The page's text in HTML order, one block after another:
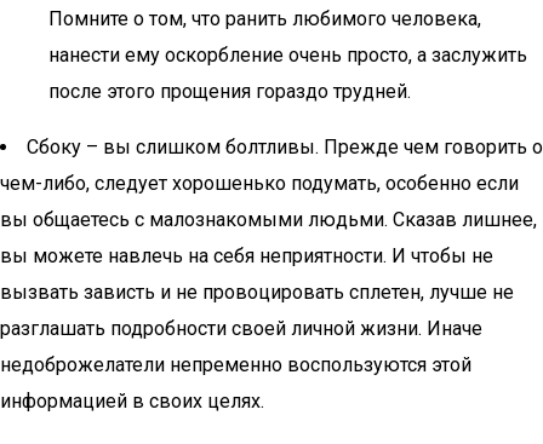
Помните о том, что ранить любимого человека,
нанести ему оскорбление очень просто, а заслужить
после этого прощения гораздо трудней.
Сбоку – вы слишком болтливы. Прежде чем говорить о
чем-либо, следует хорошенько подумать, особенно если
вы общаетесь с малознакомыми людьми. Сказав лишнее,
вы можете навлечь на себя неприятности. И чтобы не
вызвать зависть и не провоцировать сплетен, лучше не
разглашать подробности своей личной жизни. Иначе
недоброжелатели непременно воспользуются этой
информацией в своих целях.